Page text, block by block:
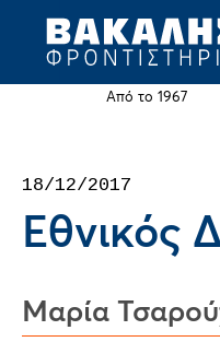
Jump
Από το 1967
top
18/12/2017
Εθνικός
Μαρία